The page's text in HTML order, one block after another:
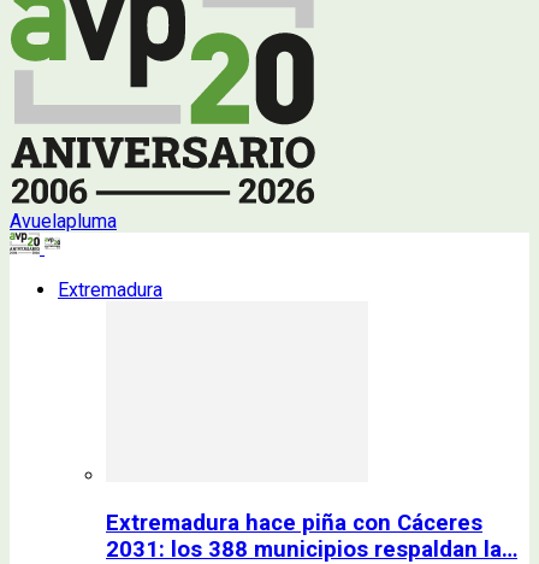
Avuelapluma
Extremadura
Extremadura hace piña con Cáceres
2031: los 388 municipios respaldan la…